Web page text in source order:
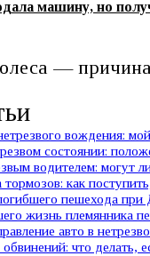
машину, но
—
вождения:
состоянии:
водителем: могут
как
пешехода
жизнь племянника
авто в
что делать,